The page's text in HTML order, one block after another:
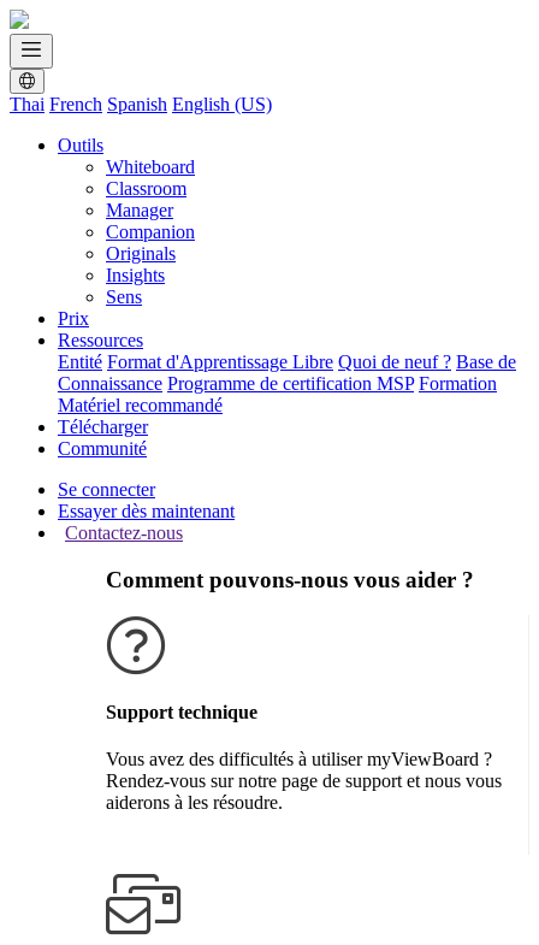
Thai French Spanish English (US)
Outils
Whiteboard
Classroom
Manager
Companion
Originals
Insights
Sens
Prix
Ressources
Entité Format d'Apprentissage Libre Quoi de neuf ? Base de
Connaissance Programme de certification MSP Formation
Matériel recommandé
Télécharger
Communité
Se connecter
Essayer dès maintenant
Contactez-nous
Comment pouvons-nous vous aider ?
Support technique
Vous avez des difficultés à utiliser myViewBoard ?
Rendez-vous sur notre page de support et nous vous
aiderons à les résoudre.